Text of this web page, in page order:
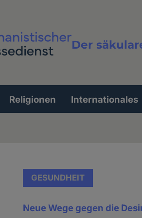
Der
Volltextsuche
Religionen Internationales
GESUNDHEIT
Neue Wege gegen die